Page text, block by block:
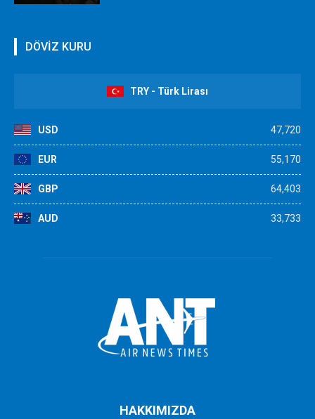
DÖVİZ KURU
TRY - Türk Lirası
USD 47,720
EUR 55,170
GBP 64,403
AUD 33,733
HAKKIMIZDA